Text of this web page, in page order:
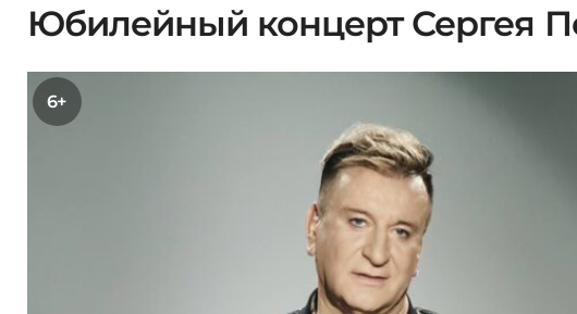
Юбилейный концерт Сергея
6+